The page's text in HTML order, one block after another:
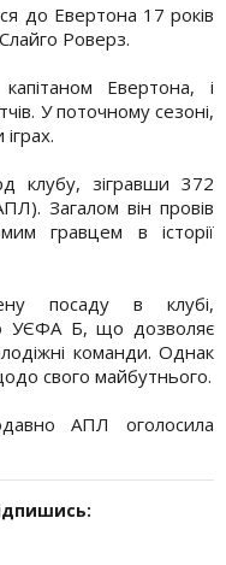
до Евертона 17 років
Роверз.
Евертона, і
У поточному сезоні,
клубу, зігравши 372
Загалом він провів
гравцем в історії
посаду в клубі,
УЄФА Б, що дозволяє
команди. Однак
свого майбутнього.
АПЛ оголосила